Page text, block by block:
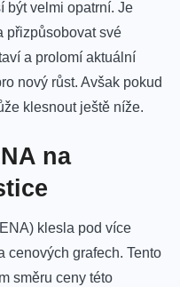
být velmi opatrní.⁤ Je‌
přizpůsobovat své
a ‍prolomí aktuální
nový růst. Avšak pokud
klesnout ještě níže.
na
klesla pod více
cenových grafech. Tento
směru ceny této